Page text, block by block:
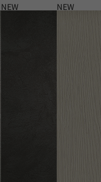
NEW NEW